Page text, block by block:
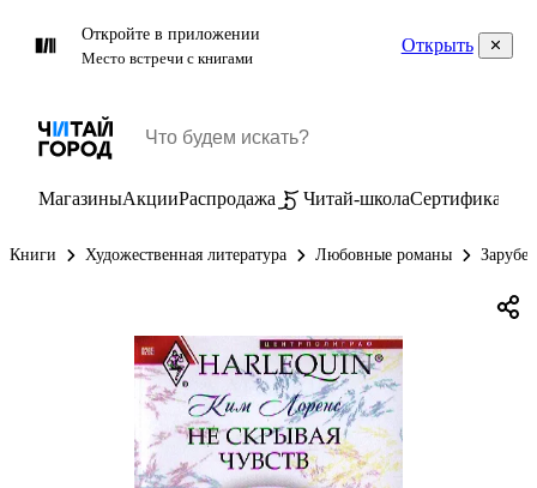
Откройте в приложении
Место встречи с книгами
Открыть
МагазиныАкцииРаспродажа Читай-школаСертификаты
Книги Художественная литература Любовные романы